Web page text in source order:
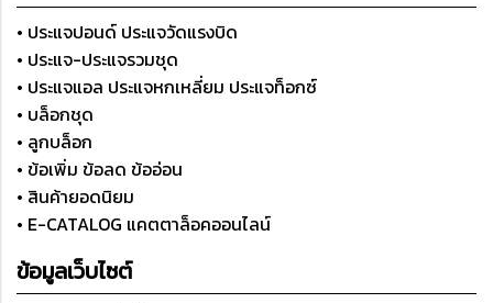
• ประแจปอนด์ ประแจวัดแรงบิด
• ประแจ-ประแจรวมชุด
• ประแจแอล ประแจหกเหลี่ยม ประแจท็อกซ์
• บล็อกชุด
• ลูกบล็อก
• ข้อเพิ่ม ข้อลด ข้ออ่อน
• สินค้ายอดนิยม
• E-CATALOG แคตตาล็อคออนไลน์
ข้อมูลเว็บไซต์